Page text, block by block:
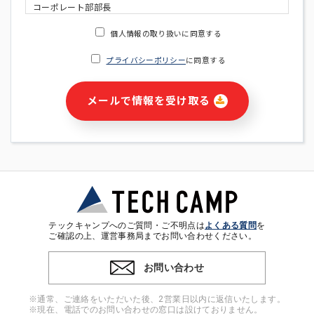
コーポレート部部長
・ご請求された資料の送付のため
・本サービス及び本サービスに関連する情報(当社及び第三者の
サービス又は商品等の広告配信・宣伝を含みますが、それらに
・個人(法人の場合は担当者)を識別できない形式に加工した統
計情報の作成および利用
※上記の利用目的に基づいた本人への連絡及び配信について
4. 個人情報の第三者提供
ンをとるために、氏名等の一部の情報をサービス内で使用する
チャットツールで発信することにより、本サービスの他の利用
個人情報の取り扱いに同意する
プライバシーポリシーに同意する
メールで情報を受け取る
テックキャンプへのご質問・ご不明点はよくある質問を
ご確認の上、運営事務局までお問い合わせください。
お問い合わせ
※通常、ご連絡をいただいた後、2営業日以内に返信いたします。
※現在、電話でのお問い合わせの窓口は設けておりません。